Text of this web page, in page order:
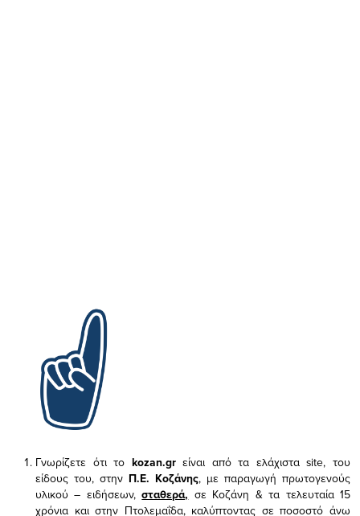
Γνωρίζετε ότι το kozan.gr είναι από τα ελάχισταsite, του
είδους του, στην Π.Ε. Κοζάνης, με παραγωγή πρωτογενούς
υλικού – ειδήσεων,σταθερά, σε Κοζάνη & τα τελευταία 15
χρόνια και στην Πτολεμαΐδα, καλύπτοντας σε ποσοστό άνω